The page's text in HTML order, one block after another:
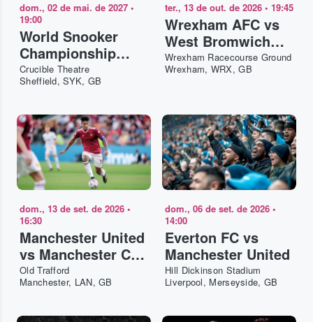
dom., 02 de mai. de 2027 •
19:00
World Snooker
Championship
2027 - Evening -
Final
Crucible Theatre
Sheffield, SYK, GB
ter., 13 de out. de 2026 • 19:45
Wrexham AFC vs
West Bromwich
Albion
Wrexham Racecourse Ground
Wrexham, WRX, GB
dom., 13 de set. de 2026 •
16:30
Manchester United
vs Manchester City
FC
Old Trafford
Manchester, LAN, GB
dom., 06 de set. de 2026 •
14:00
Everton FC vs
Manchester United
Hill Dickinson Stadium
Liverpool, Merseyside, GB